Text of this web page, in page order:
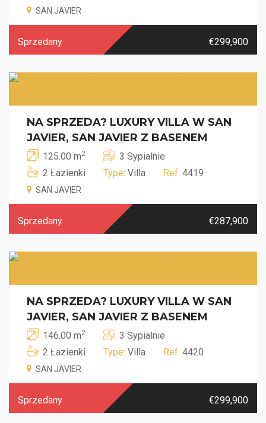
SAN JAVIER
Sprzedany €299,900
NA SPRZEDA? LUXURY VILLA W SAN
JAVIER, SAN JAVIER Z BASENEM
125.00 m2
3 Sypialnie
2 Łazienki
Type: Villa Ref. 4419
SAN JAVIER
Sprzedany €287,900
NA SPRZEDA? LUXURY VILLA W SAN
JAVIER, SAN JAVIER Z BASENEM
146.00 m2
3 Sypialnie
2 Łazienki
Type: Villa Ref. 4420
SAN JAVIER
Sprzedany €299,900